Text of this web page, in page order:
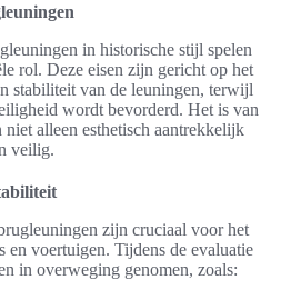
in historische stijl spelen
rol. Deze eisen zijn gericht op het
stabiliteit van de leuningen, terwijl
wordt bevorderd. Het is van
alleen esthetisch aantrekkelijk
veilig.
zijn cruciaal voor het
en voertuigen. Tijdens de evaluatie
in overweging genomen, zoals: